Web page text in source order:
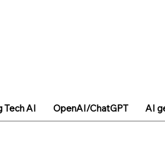
Tech AI OpenAI/ChatGPT AI